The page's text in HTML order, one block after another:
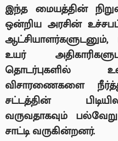
இந்த மையத்தின்
ஒன்றிய அரசின்
ஆட்சியாளர்களுடனும்,
உயர்
தொடர்புகளில்
விசாரணைகளை
சட்டத்தின்
வருவதாகவும்
சாட்டி வருகின்றனர்.